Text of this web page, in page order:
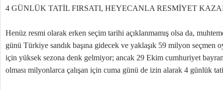
4 GÜNLÜK TATİL FIRSATI, HEYECANLA RESMİYET
Henüz resmi olarak erken seçim tarihi açıklanmamış olsa da,
günü Türkiye sandık başına gidecek ve yaklaşık 59 milyon seçmen
için yüksek sezona denk gelmiyor; ancak 29 Ekim cumhuriyet
olması milyonlarca çalışan için cuma günü de izin alarak 4 günlük